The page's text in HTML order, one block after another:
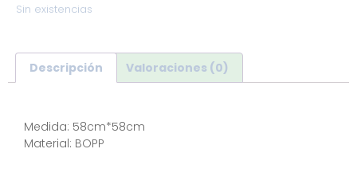
Sin existencias
Descripción Valoraciones (0)
Medida: 58cm*58cm
Material: BOPP